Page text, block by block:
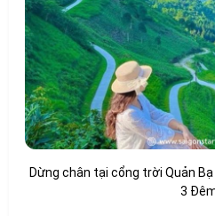
Dừng chân tại cổng trời Quản
3